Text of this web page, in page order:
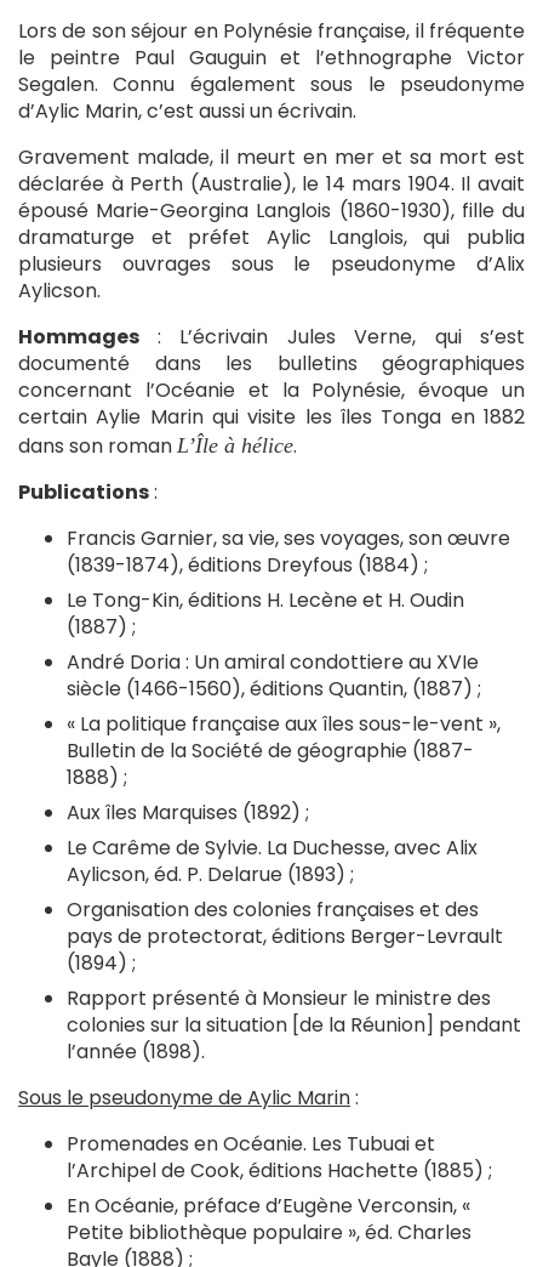
Lors de son séjour en Polynésie française, il fréquente
le peintre Paul Gauguin et l’ethnographe Victor
Segalen. Connu également sous le pseudonyme
d’Aylic Marin, c’est aussi un écrivain.
Gravement malade, il meurt en mer et sa mort est
déclarée à Perth (Australie), le 14 mars 1904. Il avait
épousé Marie-Georgina Langlois (1860-1930), fille du
dramaturge et préfet Aylic Langlois, qui publia
plusieurs ouvrages sous le pseudonyme d’Alix
Aylicson.
Hommages : L’écrivain Jules Verne, qui s’est
documenté dans les bulletins géographiques
concernant l’Océanie et la Polynésie, évoque un
certain Aylie Marin qui visite les îles Tonga en 1882
dans son roman L’Île à hélice.
Publications:
Francis Garnier, sa vie, ses voyages, son œuvre
(1839-1874), éditions Dreyfous (1884) ;
Le Tong-Kin, éditions H. Lecène et H. Oudin
(1887) ;
André Doria : Un amiral condottiere au XVIe
siècle (1466-1560), éditions Quantin, (1887) ;
« La politique française aux îles sous-le-vent »,
Bulletin de la Société de géographie (1887-
1888) ;
Aux îles Marquises (1892) ;
Le Carême de Sylvie. La Duchesse, avec Alix
Aylicson, éd. P. Delarue (1893) ;
Organisation des colonies françaises et des
pays de protectorat, éditions Berger-Levrault
(1894) ;
Rapport présenté à Monsieur le ministre des
colonies sur la situation [de la Réunion] pendant
l’année (1898).
Sous le pseudonyme de Aylic Marin:
Promenades en Océanie. Les Tubuai et
l’Archipel de Cook, éditions Hachette (1885) ;
En Océanie, préface d’Eugène Verconsin, «
Petite bibliothèque populaire », éd. Charles
Bayle (1888) ;